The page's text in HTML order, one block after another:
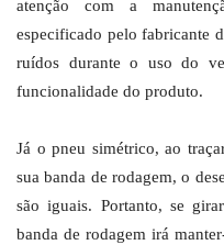
atenção com a
especificado pelo fabricante
ruídos durante o uso do
funcionalidade do produto.
Já o pneu simétrico, ao
sua banda de rodagem, o
são iguais. Portanto, se
banda de rodagem irá